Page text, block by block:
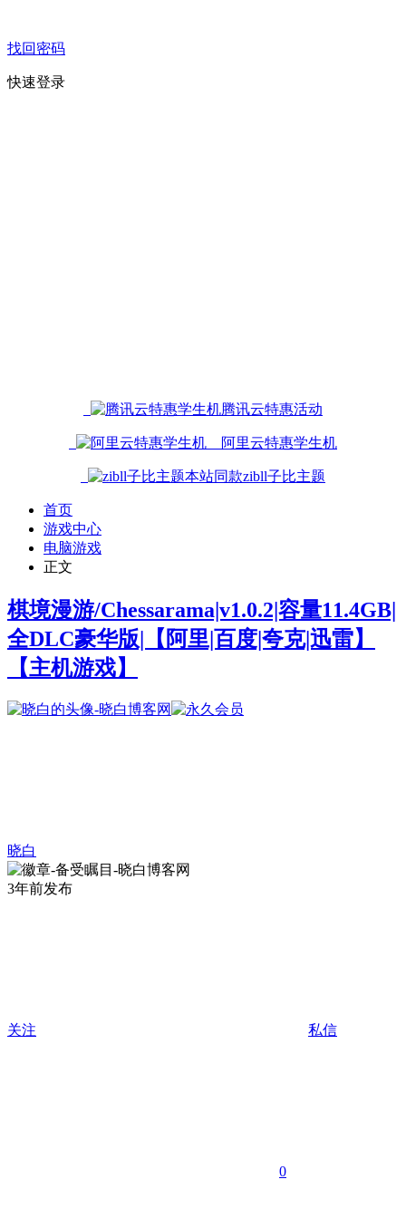
找回密码
快速登录
腾讯云特惠活动
阿里云特惠学生机
本站同款zibll子比主题
首页
游戏中心
电脑游戏
正文
棋境漫游/Chessarama|v1.0.2|容量11.4GB|
全DLC豪华版|【阿里|百度|夸克|迅雷】
【主机游戏】
晓白
3年前发布
关注 私信
0